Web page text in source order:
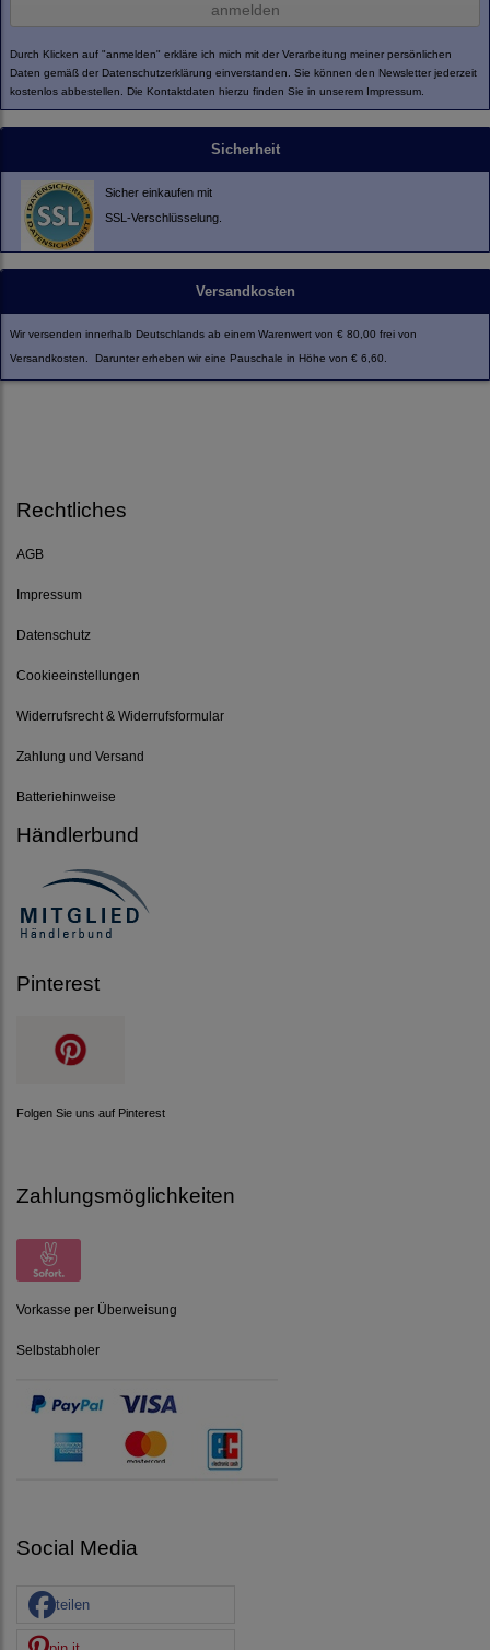
anmelden
Durch Klicken auf "anmelden" erkläre ich mich mit der Verarbeitung meiner persönlichen
Daten gemäß der Datenschutzerklärung einverstanden. Sie können den Newsletter jederzeit
kostenlos abbestellen. Die Kontaktdaten hierzu finden Sie in unserem Impressum.
Sicherheit
Sicher einkaufen mit
SSL-Verschlüsselung.
Versandkosten
Wir versenden innerhalb Deutschlands ab einem Warenwert von € 80,00 frei von
Versandkosten. Darunter erheben wir eine Pauschale in Höhe von € 6,60.
Rechtliches
AGB
Impressum
Datenschutz
Cookieeinstellungen
Widerrufsrecht & Widerrufsformular
Zahlung und Versand
Batteriehinweise
Händlerbund
Pinterest
Folgen Sie uns auf Pinterest
Zahlungsmöglichkeiten
Vorkasse per Überweisung
Selbstabholer
Social Media
teilen